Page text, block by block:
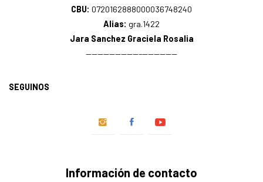
CBU: 0720162888000036748240
Alias: gra.1422
Jara Sanchez Graciela Rosalia
—————————–——————
SEGUINOS
Información de contacto